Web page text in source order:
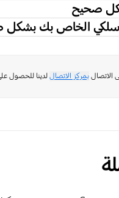
صحيح
الخاص بك
الاتصالبمركز الاتصاللدينا للحصول